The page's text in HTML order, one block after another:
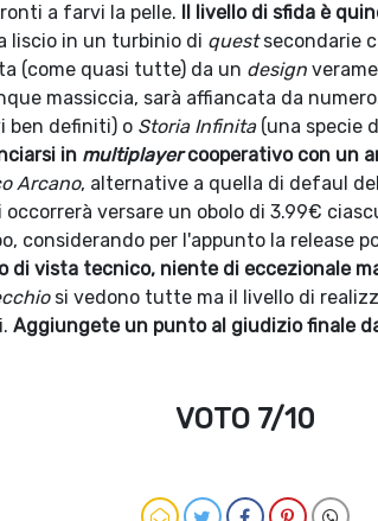
a farvi la pelle. Il livello di sfida è
liscio in un turbinio di questsecondarie
(come quasi tutte) da un design
massiccia, sarà affiancata da
ben definiti) o Storia Infinita (una specie
in multiplayercooperativo con un
Arcano, alternative a quella di defaul del
versare un obolo di 3.99€
considerando per l'appunto la release
di vista tecnico, niente di eccezionale
si vedono tutte ma il livello di
Aggiungete un punto al giudizio finale
VOTO 7/10